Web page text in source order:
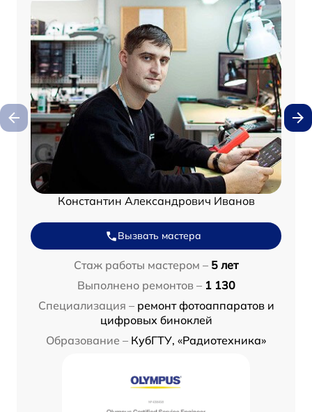
Константин Александрович Иванов
Вызвать мастера
Стаж работы мастером – 5 лет
Выполнено ремонтов – 1 130
Специализация – ремонт фотоаппаратов и
цифровых биноклей
Образование – КубГТУ, «Радиотехника»